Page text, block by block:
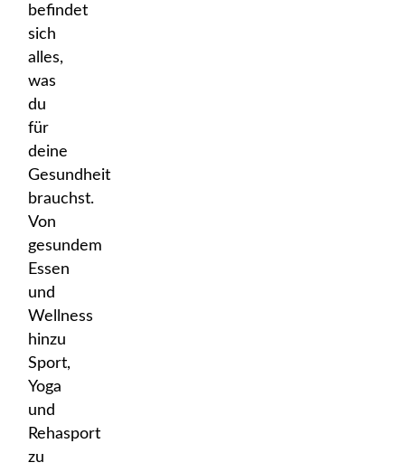
befindet
sich
alles,
was
du
für
deine
Gesundheit
brauchst.
Von
gesundem
Essen
und
Wellness
hinzu
Sport,
Yoga
und
Rehasport
zu